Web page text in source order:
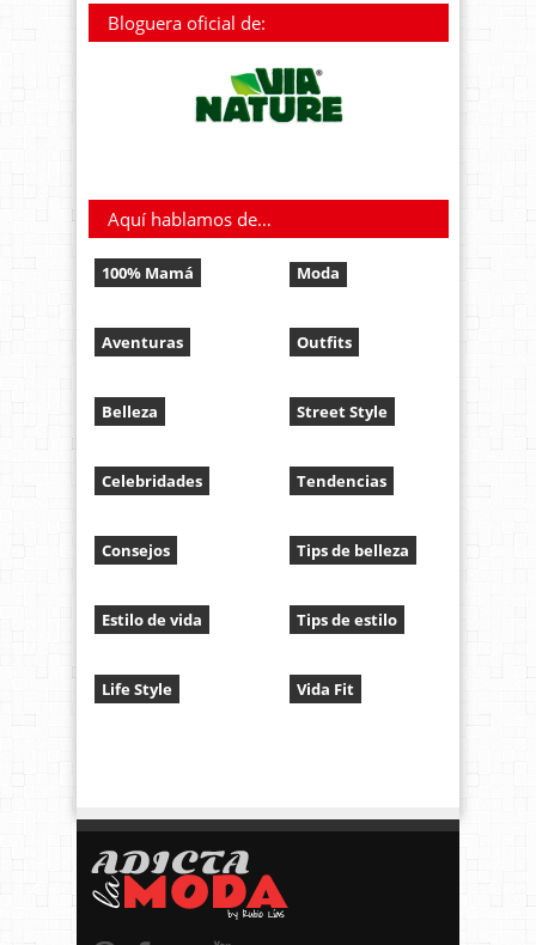
Bloguera oficial de:
Aquí hablamos de…
100% Mamá
Aventuras
Belleza
Celebridades
Consejos
Estilo de vida
Life Style
Moda
Outfits
Street Style
Tendencias
Tips de belleza
Tips de estilo
Vida Fit